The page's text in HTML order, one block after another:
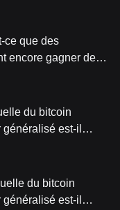
la blockchain, ce qui
précédent à une base
décentralisé,
investir ou trader le
Luffy Token a introduit
l'expérience
Ces projets
monnaie
en matière de
ce que des
encore gagner de
du bitcoin
est-il
du bitcoin
est-il